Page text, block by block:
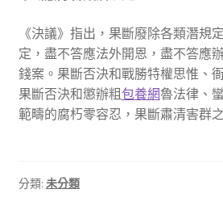
《決議》指出，果斷廢除各類潛規
定，盡不答應法外開恩，盡不答應
錢案。果斷否決和戰勝特權思惟、
果斷否決和懲辦粗包養網魯法律、
範疇的腐朽零容忍，果斷肅清害群
分類: 未分類